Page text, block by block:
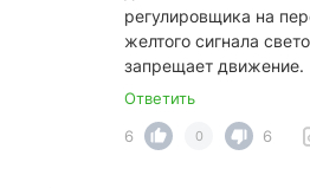
регулировщика на
желтого сигнала
запрещает движение.
Ответить
6
0 6